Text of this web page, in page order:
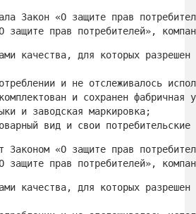
Закон «О защите прав
защите прав потребителей»,
качества, для которых
и не отслеживалось
и сохранен фабричная
и заводская маркировка;
вид и свои потребительские
Законом «О защите прав
защите прав потребителей»,
качества, для которых